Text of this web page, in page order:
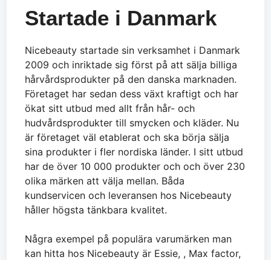
Startade i Danmark
Nicebeauty startade sin verksamhet i Danmark
2009 och inriktade sig först på att sälja billiga
hårvårdsprodukter på den danska marknaden.
Företaget har sedan dess växt kraftigt och har
ökat sitt utbud med allt från hår- och
hudvårdsprodukter till smycken och kläder. Nu
är företaget väl etablerat och ska börja sälja
sina produkter i fler nordiska länder. I sitt utbud
har de över 10 000 produkter och och över 230
olika märken att välja mellan. Båda
kundservicen och leveransen hos Nicebeauty
håller högsta tänkbara kvalitet.
Några exempel på populära varumärken man
kan hitta hos Nicebeauty är Essie, , Max factor,